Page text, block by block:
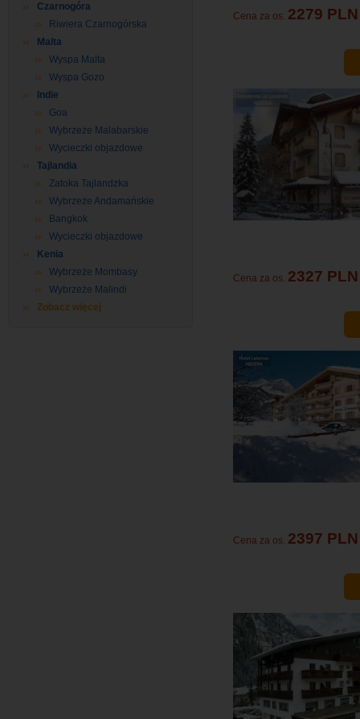
Czarnogóra
Riwiera Czarnogórska
Malta
Wyspa Malta
Wyspa Gozo
Indie
Goa
Wybrzeże Malabarskie
Wycieczki objazdowe
Tajlandia
Zatoka Tajlandzka
Wybrzeże Andamańskie
Bangkok
Wycieczki objazdowe
Kenia
Wybrzeże Mombasy
Wybrzeże Malindi
Zobacz więcej
Cena za os. 2279 PLN
Cena za os. 2327 PLN
Cena za os. 2397 PLN